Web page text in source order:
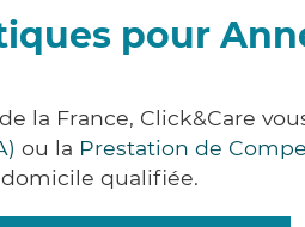
pour
France, Click&Care
ou la Prestation de
qualifiée.